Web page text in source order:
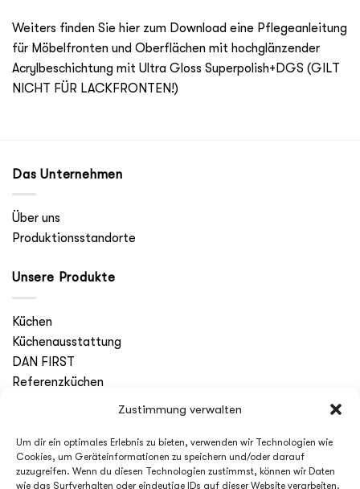
Zustimmung verwalten
Um dir ein optimales Erlebnis zu bieten, verwenden wir Technologien wie
Cookies, um Geräteinformationen zu speichern und/oder darauf
zuzugreifen. Wenn du diesen Technologien zustimmst, können wir Daten
wie das Surfverhalten oder eindeutige IDs auf dieser Website verarbeiten.
Weiters finden Sie hier zum Download eine Pflegeanleitung
für Möbelfronten und Oberflächen mit hochglänzender
Acrylbeschichtung mit Ultra Gloss Superpolish+DGS (GILT
NICHT FÜR LACKFRONTEN!)
Das Unternehmen
Über uns
Produktionsstandorte
Unsere Produkte
Küchen
Küchenausstattung
DAN FIRST
Referenzküchen
Küchenplaner
My Happy Place